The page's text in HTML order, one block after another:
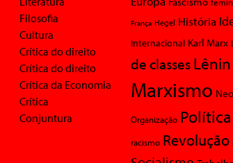
Filosofia
Cultura
Crítica do direito
Crítica do direito
Crítica da Economia
Crítica
Conjuntura
França Hegel História
Internacional Karl Marx
de classesLênin
Marxismo
Organização Política
racismo Revolução